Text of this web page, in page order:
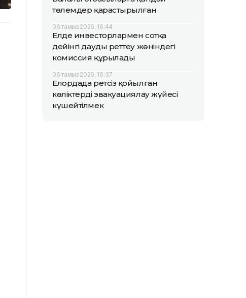
төлемдер қарастырылған
06 тамыз 2026, 16:44
Елде инвесторлармен сотқа
дейінгі дауды реттеу жөніндегі
комиссия құрылады
06 тамыз 2026, 16:37
Елордада ретсіз қойылған
көліктерді эвакуациялау жүйесі
күшейтілмек